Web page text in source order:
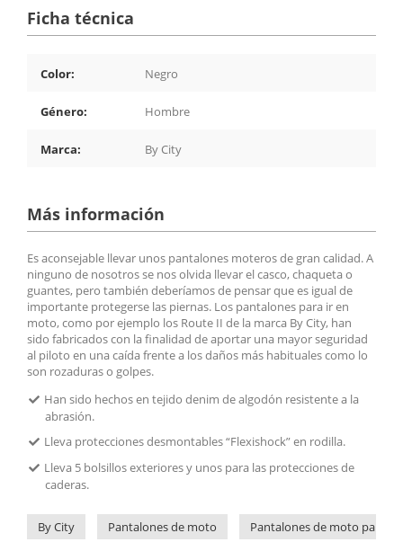
Ficha técnica
Color: Negro
Género: Hombre
Marca: By City
Más información
Es aconsejable llevar unos pantalones moteros de gran calidad. A
ninguno de nosotros se nos olvida llevar el casco, chaqueta o
guantes, pero también deberíamos de pensar que es igual de
importante protegerse las piernas. Los pantalones para ir en
moto, como por ejemplo los Route II de la marca By City, han
sido fabricados con la finalidad de aportar una mayor seguridad
al piloto en una caída frente a los daños más habituales como lo
son rozaduras o golpes.
Han sido hechos en tejido denim de algodón resistente a la
abrasión.
Lleva protecciones desmontables “Flexishock” en rodilla.
Lleva 5 bolsillos exteriores y unos para las protecciones de
caderas.
By City Pantalones de moto Pantalones de moto para